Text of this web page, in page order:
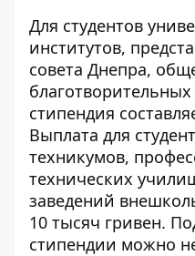
Для студентов
институтов,
совета Днепра,
стипендия
Выплата для
техникумов,
технических
заведений
10 тысяч гривен.
стипендии можно